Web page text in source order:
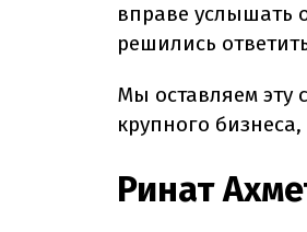
вправе услышать
решились
Мы оставляем эту
крупного
Ринат